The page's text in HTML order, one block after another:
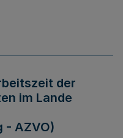
der
im Lande
- AZVO)